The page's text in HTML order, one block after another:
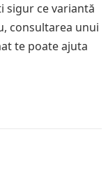
sigur ce variantă
consultarea unui
te poate ajuta